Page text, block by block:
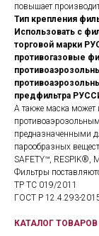
повышает
Тип крепления
Использовать с
торговой марки
противогазовые
предфильтра
А также маска может
предназначенными
парообразных
SAFETY™, RESPIK®,
Фильтры
ТР ТС 019/2011
ГОСТ Р 12.4.293-
КАТАЛОГ ТОВАРОВ